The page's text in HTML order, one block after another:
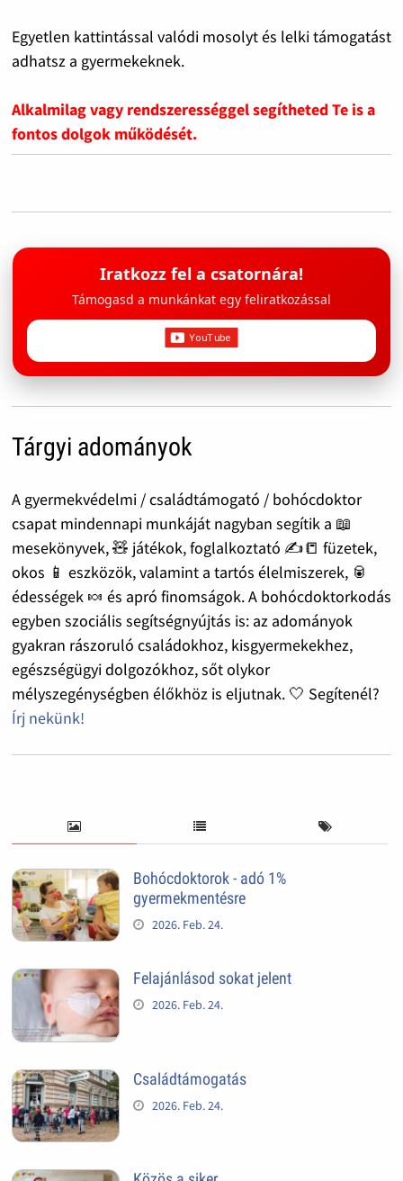
Egyetlen kattintással valódi mosolyt és lelki támogatást
adhatsz a gyermekeknek.
Alkalmilag vagy rendszerességgel segítheted Te is a
fontos dolgok működését.
Iratkozz fel a csatornára!
Támogasd a munkánkat egy feliratkozással
Tárgyi adományok
A gyermekvédelmi / családtámogató / bohócdoktor
csapat mindennapi munkáját nagyban segítik a 📖
mesekönyvek, 🧸 játékok, foglalkoztató ✍️📒 füzetek,
okos 📱 eszközök, valamint a tartós élelmiszerek, 🥫
édességek 🍬 és apró finomságok. A bohócdoktorkodás
egyben szociális segítségnyújtás is: az adományok
gyakran rászoruló családokhoz, kisgyermekekhez,
egészségügyi dolgozókhoz, sőt olykor
mélyszegénységben élőkhöz is eljutnak. 🤍 Segítenél?
Írj nekünk!
Bohócdoktorok - adó 1%
gyermekmentésre
2026. Feb. 24.
Felajánlásod sokat jelent
2026. Feb. 24.
Családtámogatás
2026. Feb. 24.